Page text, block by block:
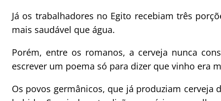
Já os trabalhadores no Egito recebiam três
mais saudável que água.
Porém, entre os romanos, a cerveja nunca
escrever um poema só para dizer que vinho era
Os povos germânicos, que já produziam